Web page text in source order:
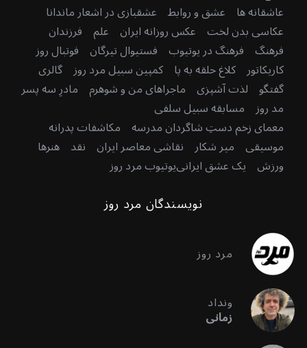
عاشقانه ها عشق و روابط عشقبازی در اشعار ماندانا
عکاسی بدن لخت عکس روزانه ایران علم فرزندان
فرهنگ فرهنگ در یوتیوب فستیوال تیرگان فوتبال روز
کاریکاتور کلاغ حلقه به پا کمپین سبیل مرد روز گالری
گفتگو لذت آشپزی ماجراهای من و شوهرم مادرِ سه پسر
مد روز مسابقه سبیل سلفی
معمای زخم دستِ شاگردان مدرسه مکاشفات پدرانه
موسیقی میر شکار نقاشی معاصر ایران نقد هنرها
ورزش یک عشق ایرانییوتیوب مرد روز
نویسندگان مرد روز
مرد روز
ونداد
زمانی